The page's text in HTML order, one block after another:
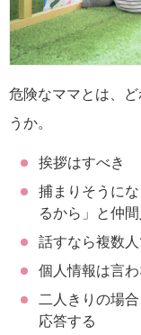
危険なママとは、
うか。
挨拶はすべき
捕まりそうに
るから」と仲
話すなら複数
個人情報は言
二人きりの場
応答する